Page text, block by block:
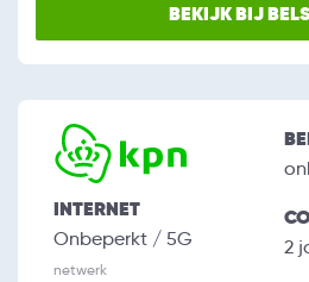
BEKIJK BIJ
INTERNET
Onbeperkt / 5G
netwerk
2